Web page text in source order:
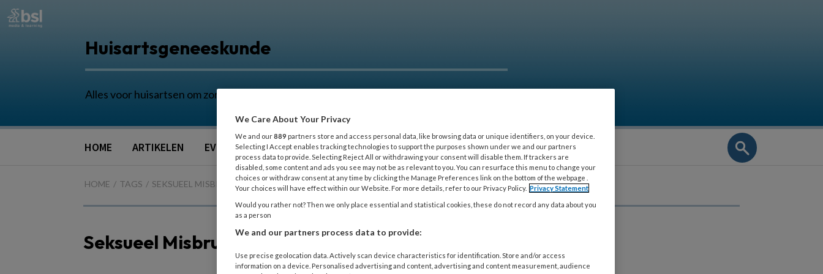
Huisartsgeneeskunde
Alles voor huisartsen om zorg in de eerstelijn nog beter uit te oefenen.
HOME ARTIKELEN EVENTS NASCHOLING THEMA’S KLEINE KWALEN SHOP NIEUWSBRIEF
HOME TAGS SEKSUEEL MISBRUIK
Seksueel Misbruik
We Care About Your Privacy
We and our889 partners store and access personal data, like browsing data or unique identifiers, on your device.
Selecting I Accept enables tracking technologies to support the purposes shown under we and our partners
process data to provide. Selecting Reject All or withdrawing your consent will disable them. If trackers are
disabled, some content and ads you see may not be as relevant to you. You can resurface this menu to change your
choices or withdraw consent at any time by clicking the Manage Preferences link on the bottom of the webpage .
Your choices will have effect within our Website. For more details, refer to our Privacy Policy. Privacy Statement
Would you rather not? Then we only place essential and statistical cookies, these do not record any data about you
as a person
We and our partners process data to provide:
Use precise geolocation data. Actively scan device characteristics for identification. Store and/or access
information on a device. Personalised advertising and content, advertising and content measurement, audience